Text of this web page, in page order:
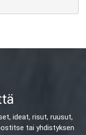
ideat, risut, ruusut,
tai yhdistyksen